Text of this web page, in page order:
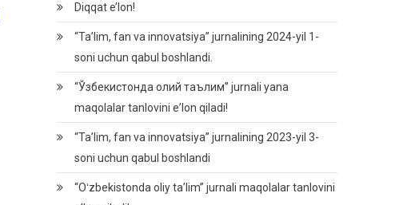
Diqqat e’lon!
“Ta’lim, fan va innovatsiya” jurnalining 2024-yil 1-
soni uchun qabul boshlandi.
“Ўзбекистонда олий таълим” jurnali yana
maqolalar tanlovini eʼlon qiladi!
“Ta’lim, fan va innovatsiya” jurnalining 2023-yil 3-
soni uchun qabul boshlandi
“Oʻzbekistonda oliy taʼlim” jurnali maqolalar tanlovini